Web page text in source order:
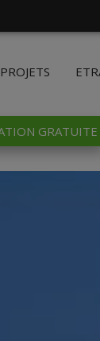
PROJETS
GRATUITE